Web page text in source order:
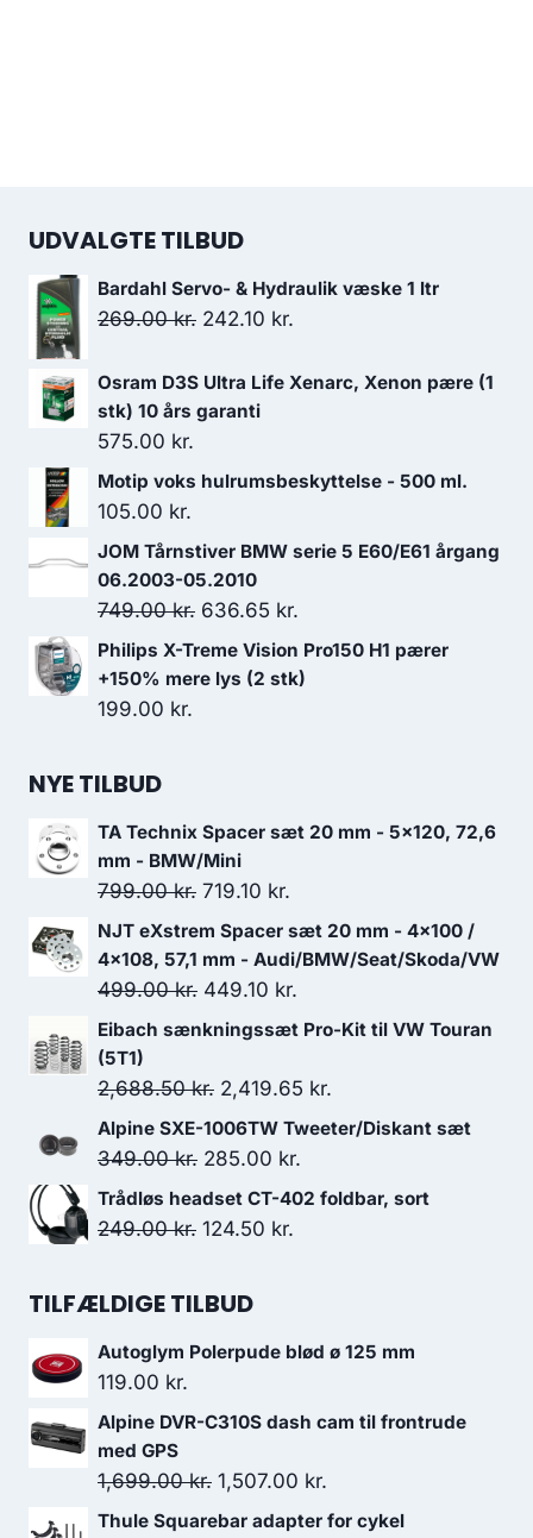
UDVALGTE TILBUD
Bardahl Servo- & Hydraulik væske 1 ltr
269.00kr. Den
pris
var:
242.10 kr.
pris
Osram D3S Ultra Life Xenarc, Xenon pære (1
stk) 10 års garanti
575.00 kr.
Motip voks hulrumsbeskyttelse - 500 ml.
105.00 kr.
JOM Tårnstiver BMW serie 5 E60/E61 årgang
06.2003-05.2010
749.00kr. Den
oprindelige
pris
636.65 kr.
aktuelle
pris
Philips X-Treme Vision Pro150 H1 pærer
+150% mere lys (2 stk)
199.00 kr.
NYE TILBUD
TA Technix Spacer sæt 20 mm - 5x120, 72,6
mm - BMW/Mini
799.00kr. Den
oprindelige
pris
var:
799.00 kr..
719.10 kr.
aktuelle
pris
er:
719.10 kr..
NJT eXstrem Spacer sæt 20 mm - 4x100 /
4x108, 57,1 mm - Audi/BMW/Seat/Skoda/VW
499.00kr. Den
oprindelige
var:
499.00 kr..
449.10 kr.
aktuelle
er:
449.10 kr..
Eibach sænkningssæt Pro-Kit til VW Touran
(5T1)
2,688.50kr. Den
oprindelige
pris
2,688.50 kr..
2,419.65 kr.
aktuelle
2,419.65 kr..
Alpine SXE-1006TW Tweeter/Diskant sæt
349.00kr. Den
oprindelige
pris
285.00 kr.
aktuelle
Trådløs headset CT-402 foldbar, sort
249.00kr. Den
pris
249.00 kr..
124.50 kr.
124.50 kr..
TILFÆLDIGE TILBUD
Autoglym Polerpude blød ø 125 mm
119.00 kr.
Alpine DVR-C310S dash cam til frontrude
med GPS
1,699.00kr. Den
oprindelige
1,507.00 kr.
aktuelle
Thule Squarebar adapter for cykel